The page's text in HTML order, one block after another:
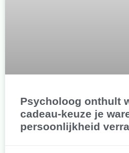
Psycholoog onthult
cadeau-keuze je
persoonlijkheid